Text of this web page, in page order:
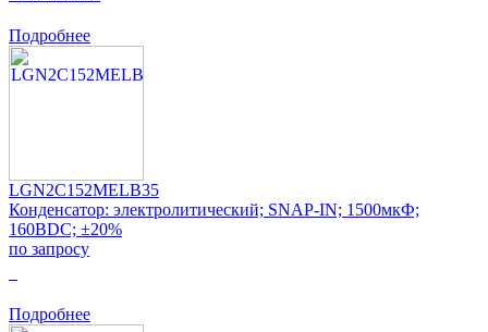
Подробнее
LGN2C152MELB35
Конденсатор: электролитический; SNAP-IN; 1500мкФ;
160ВDC; ±20%
по запросу
Подробнее